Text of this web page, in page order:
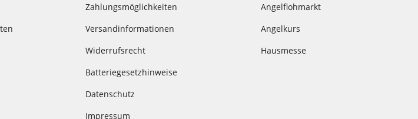
Zahlungsmöglichkeiten
Versandinformationen
Widerrufsrecht
Batteriegesetzhinweise
Datenschutz
Impressum
Angelflohmarkt
Angelkurs
Hausmesse